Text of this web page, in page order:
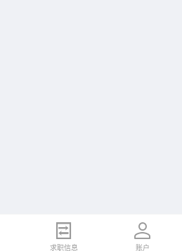
求职信息 账户